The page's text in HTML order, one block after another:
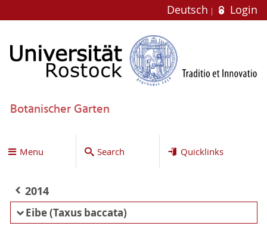
Deutsch Login
Botanischer Garten
Menu Search Quicklinks
2014
Eibe (Taxus baccata)